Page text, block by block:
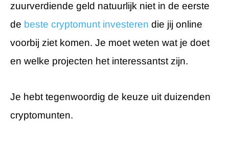
zuurverdiende geld natuurlijk niet in de eerste
de beste cryptomunt investeren die jij online
voorbij ziet komen. Je moet weten wat je doet
en welke projecten het interessantst zijn.
Je hebt tegenwoordig de keuze uit duizenden
cryptomunten.